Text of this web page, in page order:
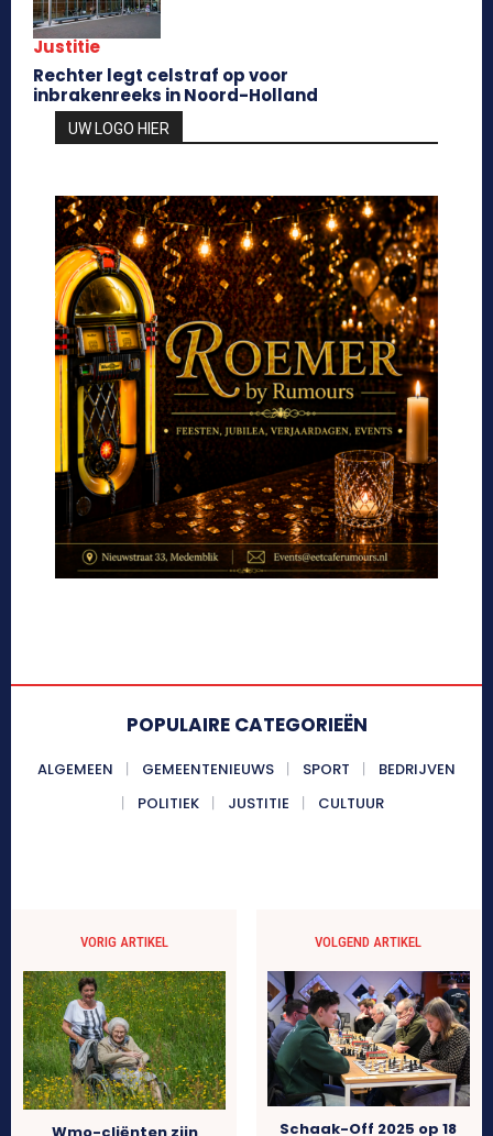
Justitie
Rechter legt celstraf op voor
inbrakenreeks in Noord-Holland
UW LOGO HIER
POPULAIRE CATEGORIEËN
ALGEMEEN GEMEENTENIEUWS SPORT
BEDRIJVEN
POLITIEK
JUSTITIE CULTUUR
VORIG ARTIKEL VOLGEND ARTIKEL
Schaak-Off 2025 op 18